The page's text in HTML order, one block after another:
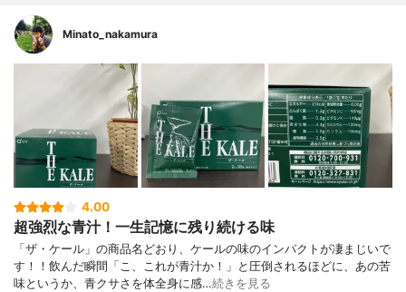
Minato_nakamura
4.00
超強烈な青汁！一生記憶に残り続ける味
「ザ・ケール」の商品名どおり、ケールの味のインパクトが凄まじいで
す！！飲んだ瞬間「こ、これが青汁か！」と圧倒されるほどに、あの苦
味というか、青クサさを体全身に感…続きを見る